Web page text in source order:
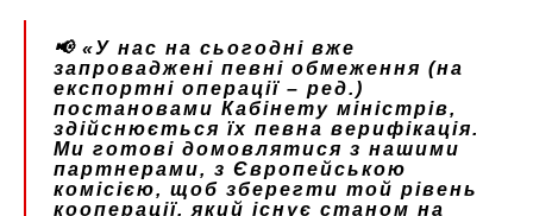
📢«У нас на сьогодні вже
запроваджені певні обмеження (на
експортні операції – ред.)
постановами Кабінету міністрів,
здійснюється їх певна верифікація.
Ми готові домовлятися з нашими
партнерами, з Європейською
комісією, щоб зберегти той рівень
кооперації, який існує станом на